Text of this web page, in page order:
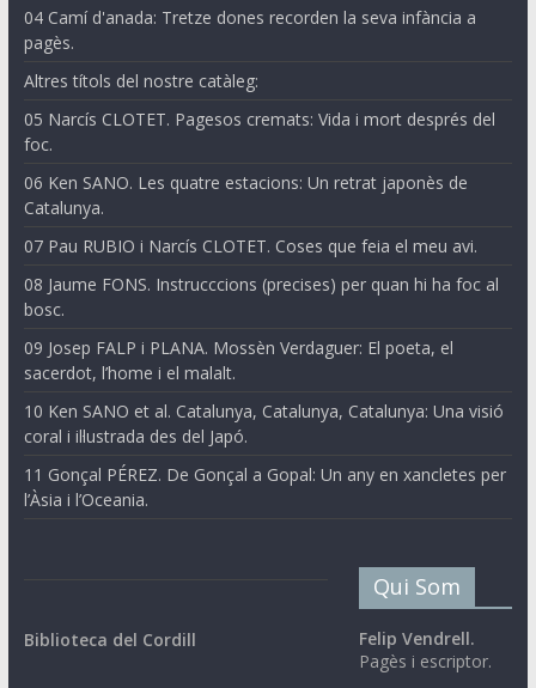
04 Camí d'anada: Tretze dones recorden la seva infància a
pagès.
Altres títols del nostre catàleg:
05 Narcís CLOTET. Pagesos cremats: Vida i mort després del
foc.
06 Ken SANO. Les quatre estacions: Un retrat japonès de
Catalunya.
07 Pau RUBIO i Narcís CLOTET. Coses que feia el meu avi.
08 Jaume FONS. Instrucccions (precises) per quan hi ha foc al
bosc.
09 Josep FALP i PLANA. Mossèn Verdaguer: El poeta, el
sacerdot, l’home i el malalt.
10 Ken SANO et al. Catalunya, Catalunya, Catalunya: Una visió
coral i il·lustrada des del Japó.
11 Gonçal PÉREZ. De Gonçal a Gopal: Un any en xancletes per
l’Àsia i l’Oceania.
Biblioteca del Cordill
Qui Som
Felip Vendrell.
Pagès i escriptor.